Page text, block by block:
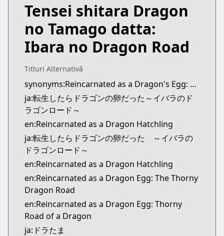
Tensei shitara Dragon
no Tamago datta:
Ibara no Dragon Road
Titluri Alternativă
synonyms:Reincarnated as a Dragon's Egg: Dragon Road of Ibara
ja:転生したらドラゴンの卵だった～イバラのド
ラゴンロード～
en:Reincarnated as a Dragon Hatchling
ja:転生したらドラゴンの卵だった ～イバラの
ドラゴンロード～
en:Reincarnated as a Dragon Hatchling
en:Reincarnated as a Dragon Egg: The Thorny
Dragon Road
en:Reincarnated as a Dragon Egg: Thorny
Road of a Dragon
ja:ドラたま